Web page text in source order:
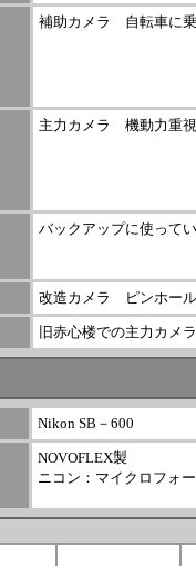
補助カメラ 自転車に
主力カメラ 機動力重
バックアップに使って
改造カメラ ピンホー
旧赤心楼での主力カメラ
Nikon SB－600
NOVOFLEX製
ニコン：マイクロフォ